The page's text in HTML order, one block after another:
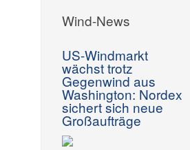
Wind-News
US-Windmarkt
wächst trotz
Gegenwind aus
Washington: Nordex
sichert sich neue
Großaufträge